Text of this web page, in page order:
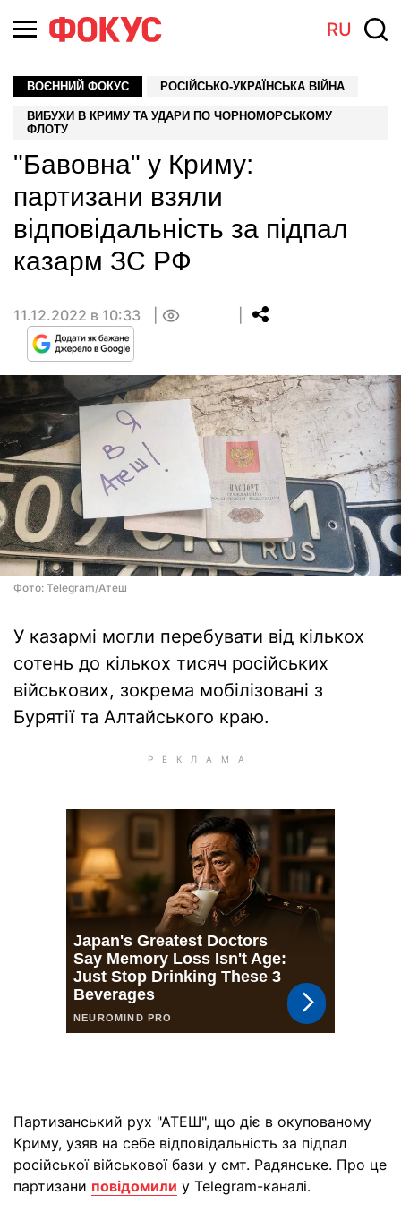
RU
ВОЄННИЙ ФОКУС РОСІЙСЬКО-УКРАЇНСЬКА ВІЙНА
ВИБУХИ В КРИМУ ТА УДАРИ ПО ЧОРНОМОРСЬКОМУ
ФЛОТУ
"Бавовна" у Криму:
партизани взяли
відповідальність за підпал
казарм ЗС РФ
11.12.2022 в 10:33
Фото: Telegram/Атеш
У казармі могли перебувати від кількох
сотень до кількох тисяч російських
військових, зокрема мобілізовані з
Бурятії та Алтайського краю.
Партизанський рух "АТЕШ", що діє в окупованому
Криму, узяв на себе відповідальність за підпал
російської військової бази у смт. Радянське. Про це
партизани повідомили у Telegram-каналі.